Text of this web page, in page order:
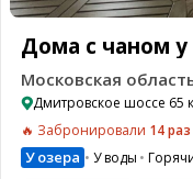
Дома с чаном у
Московская
Дмитровское шоссе 65
🔥 Забронировали 14 раз
У озера У воды